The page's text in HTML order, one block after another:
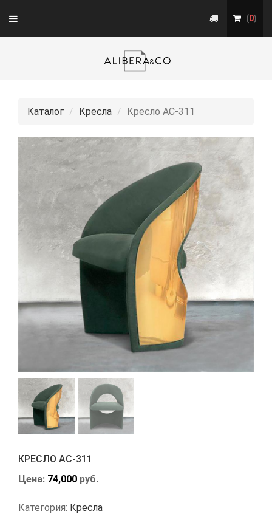
Toggle
navigation
(0)
Каталог Кресла Кресло АС-311
КРЕСЛО АС-311
Цена: 74,000 руб.
Категория: Кресла